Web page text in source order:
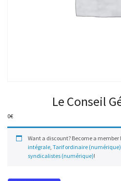
Le Conseil
0€
Want a discount? Become a member
intégrale, Tarif ordinaire (numérique)
syndicalistes (numérique)!